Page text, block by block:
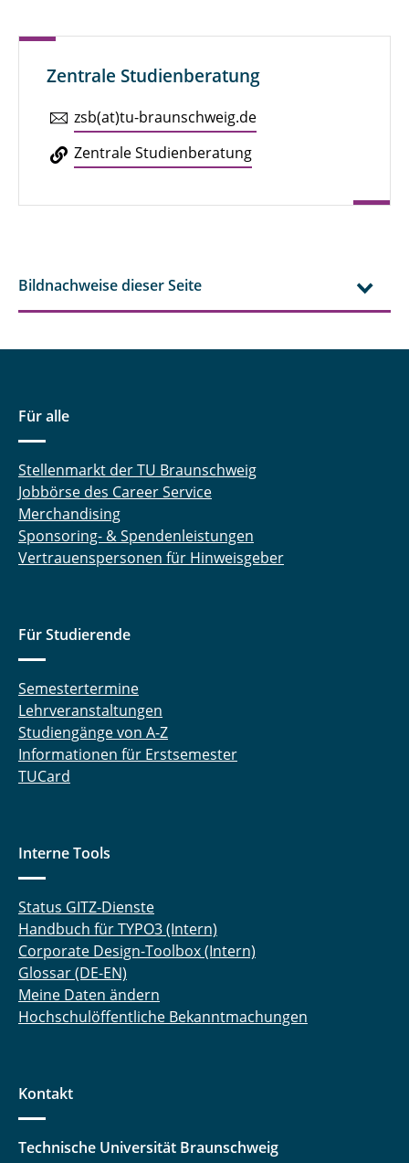
Zentrale Studienberatung
zsb(at)tu-braun­schweig.de
Zen­tra­le Stu­di­en­be­ra­tung
Bildnachweise dieser Seite
Für alle
Stellenmarkt der TU Braunschweig
Jobbörse des Career Service
Merchandising
Sponsoring- & Spendenleistungen
Vertrauenspersonen für Hinweisgeber
Für Studierende
Semestertermine
Lehrveranstaltungen
Studiengänge von A-Z
Informationen für Erstsemester
TUCard
Interne Tools
Status GITZ-Dienste
Handbuch für TYPO3 (Intern)
Corporate Design-Toolbox (Intern)
Glossar (DE-EN)
Meine Daten ändern
Hochschulöffentliche Bekanntmachungen
Kontakt
Technische Universität Braunschweig